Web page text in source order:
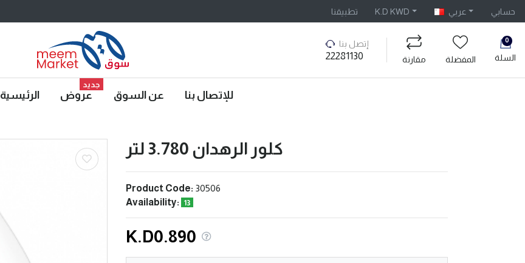
تطبيقنا K.D KWD عربي حسابي
إتصل بنا
22281130 مقارنة المفضلة
0
السلة
الرئيسية عروض
جديد
عن السوق للإتصال بنا
كلور الرهدان 3.780 لتر
Product Code: 30506
Availability:
13
K.D0.890